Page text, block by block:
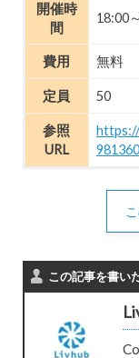
開催時
間
18:00
費用 無料
定員 50
参照
URL
この記事を書い